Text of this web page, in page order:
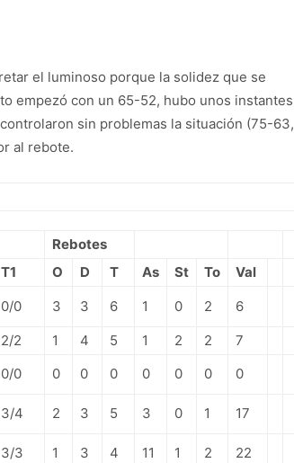
el luminoso porque la solidez que se
empezó con un 65-52, hubo unos instantes
sin problemas la situación (75-63,
al rebote.
Rebotes
T1 O D T As St To
Val
0/0 3 3 6 1 0 2
6
2/2 1 4 5 1 2 2
7
0/0 0 0 0 0 0 0 0
3/4 2 3 5 3 0 1 17
3/3 1 3 4 11 1 2 22